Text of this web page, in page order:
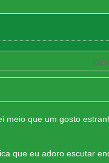
(02-
meio que um gosto
que eu adoro escutar